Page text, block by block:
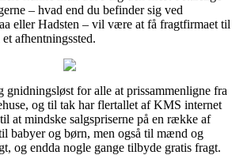
– hvad end du befinder sig ved
eller Hadsten – vil være at få fragtfirmaet til
afhentningssted.
for alle at prissammenligne fra
og til tak har flertallet af KMS internet
at mindske salgspriserne på en række af
babyer og børn, men også til mænd og
og endda nogle gange tilbyde gratis fragt.